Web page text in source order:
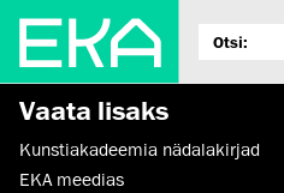
Vaata lisaks
Kunstiakadeemia nädalakirjad
EKA meedias